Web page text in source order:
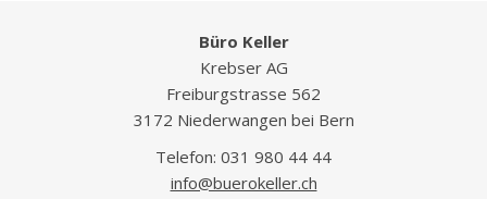
Büro Keller
Krebser AG
Freiburgstrasse 562
3172 Niederwangen bei Bern
Telefon: 031 980 44 44
info@buerokeller.ch